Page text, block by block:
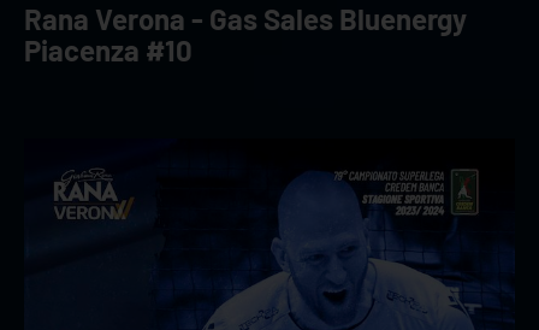
Rana Verona - Gas Sales Bluenergy
Piacenza #10